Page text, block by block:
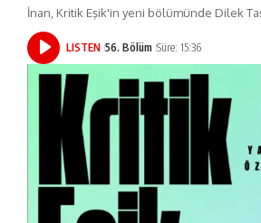
İnan, Kritik Eşik'in yeni bölümünde Dilek
LISTEN 56. Bölüm Süre: 15:36